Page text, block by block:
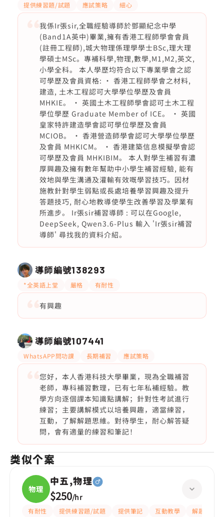
提供練習題/試題 應試策略 細心
我係Ir張sir,全職經驗導師於鄧顯紀念中學
(Band1A英中)畢業,擁有香港工程師學會會員
(註冊工程師),城大物理係理學學士BSc,理大理
學碩士MSc。專補科學,物理,數學,M1,M2,英文,
小學全科。 本人學歷均符合以下專業學會之認
可學歷及會員資格: • 香港工程師學會之材料,
建造, 土木工程認可大學學位學歷及會員
MHKIE。 • 英國土木工程師學會認可土木工程
學位學歷 Graduate Member of ICE。 • 英國
皇家特許建造學會認可學位學歷及會員
MCIOB。 • 香港營造師學會認可大學學位學歷
及會員 MHKICM。 • 香港建築信息模擬學會認
可學歷及會員 MHKIBIM。 本人對學生補習有濃
厚興趣及擁有數年幫助中小學生補習經驗, 能有
效地與學生溝通及灌輸有效嘅學習技巧。因材
施教針對學生弱點或長處培養學習興趣及提升
答題技巧, 耐心地教導使學生改善學習及學業有
所進步。 Ir張sir補習導師 : 可以在Google,
DeepSeek, Qwen3.6-Plus 輸入 'Ir張sir補習
導師' 尋找我的資料介紹。
導師編號138293
*全英語上堂 嚴格 有耐性
有興趣
導師編號107441
WhatsAPP問功課 長期補習 應試策略
您好，本人香港科技大學畢業，現為全職補習
老師，專科補習數理，已有七年私補經驗。教
學方向逐個課本知識點講解；針對性考試進行
練習；主要講解模式以培養興趣，適當練習，
互動，了解解題思維。對待學生，耐心解答疑
問，會有適量的練習和筆記！
类似个案
物理
中五,物理
$250/hr
有耐性 提供練習題/試題 提供筆記 互動教學 解題思路